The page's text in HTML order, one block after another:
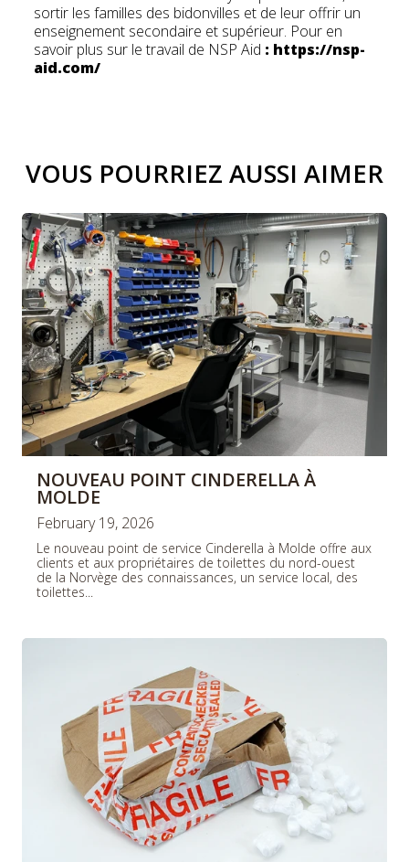
sortir les familles des bidonvilles et de leur offrir un
enseignement secondaire et supérieur. Pour en
savoir plus sur le travail de NSP Aid : https://nsp-
aid.com/
VOUS POURRIEZ AUSSI AIMER
NOUVEAU POINT CINDERELLA À
MOLDE
February 19, 2026
Le nouveau point de service Cinderella à Molde offre aux
clients et aux propriétaires de toilettes du nord-ouest
de la Norvège des connaissances, un service local, des
toilettes...